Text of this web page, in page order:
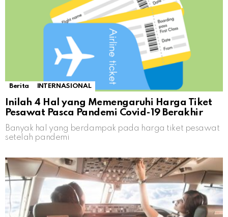
Berita INTERNASIONAL
Inilah 4 Hal yang Memengaruhi Harga Tiket
Pesawat Pasca Pandemi Covid-19 Berakhir
Banyak hal yang berdampak pada harga tiket pesawat
setelah pandemi